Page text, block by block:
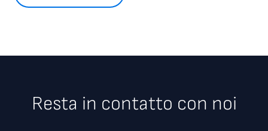
Resta in contatto con noi